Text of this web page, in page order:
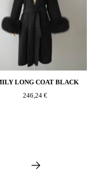
LONG COAT BLACK
246,24 €